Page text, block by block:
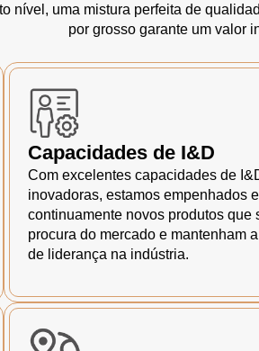
nível, uma mistura perfeita de
por grosso garante um valor
Capacidades de I&D
Com excelentes capacidades de
inovadoras, estamos empenhados
continuamente novos produtos que
procura do mercado e mantenham
de liderança na indústria.